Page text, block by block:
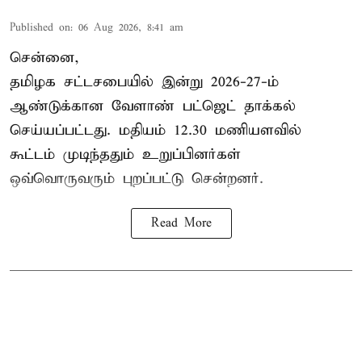
Published on: 06 Aug 2026, 8:41 am
சென்னை,
தமிழக சட்டசபையில் இன்று 2026-27-ம்
ஆண்டுக்கான வேளாண் பட்ஜெட் தாக்கல்
செய்யப்பட்டது. மதியம் 12.30 மணியளவில்
கூட்டம் முடிந்ததும் உறுப்பினர்கள்
ஒவ்வொருவரும் புறப்பட்டு சென்றனர்.
Read More